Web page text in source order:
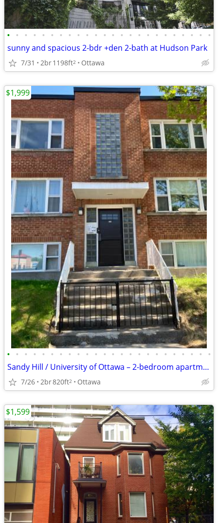
• • • • • • • • • • • • • • • • • • • • • • • •
sunny and spacious 2-bdr +den 2-bath at Hudson Park
7/31 2br1198ft2 Ottawa
• • • • • • • • • • • • • • • • • • • • • • • •
Sandy Hill / University of Ottawa – 2-bedroom apartment for rent
7/26 2br820ft2 Ottawa
$1,999
$1,599